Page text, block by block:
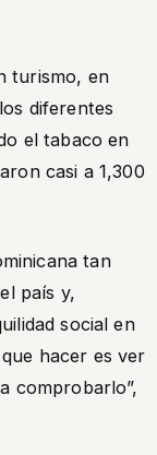
turismo, en
diferentes
el tabaco en
casi a 1,300
tan
país y,
social en
hacer es ver
comprobarlo”,